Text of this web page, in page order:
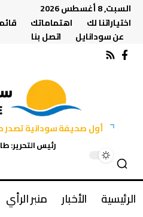
السبت, 8 أغسطس 2026
اختياراتنا لك
اهتماماتك
عن سودانايل
اتصل بنا
أول صحيفة سودانية تصدر
رئيس التحرير:
الرئيسية الأخبار منبر الرأي